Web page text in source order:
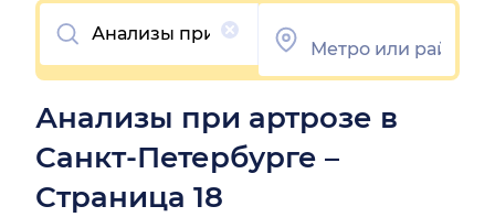
Очистить
Анализы при артрозе в
Санкт-Петербурге –
Страница 18